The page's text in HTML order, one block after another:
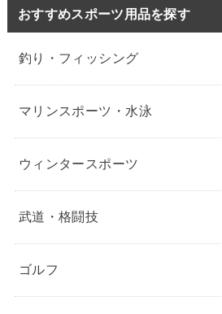
おすすめスポーツ用品を探す
釣り・フィッシング
マリンスポーツ・水泳
ウィンタースポーツ
武道・格闘技
ゴルフ